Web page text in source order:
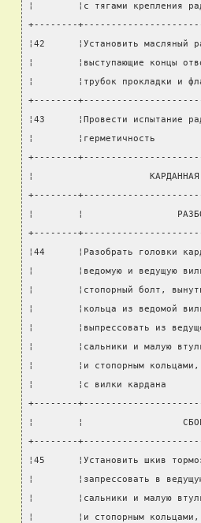
¦        ¦с тягами
+--------
¦42      ¦Установить масляный
¦        ¦выступающие концы
¦        ¦трубок
+--------
¦43      ¦Провести
¦        ¦герметичность
+--------
¦
+--------
¦        ¦
+--------
¦44      ¦Разобрать головки
¦        ¦ведомую и ведущую
¦        ¦стопорный болт,
¦        ¦кольца из ведомой
¦        ¦выпрессовать из
¦        ¦сальники и малую
¦        ¦и стопорным
¦        ¦с вилки
+--------
¦        ¦
+--------
¦45      ¦Установить шкив
¦        ¦запрессовать в
¦        ¦сальники и малую
¦        ¦и стопорным